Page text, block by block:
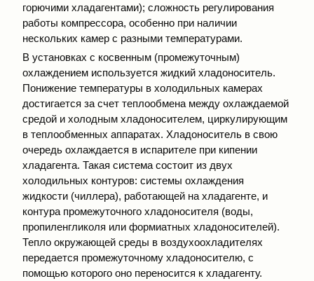
горючими хладагентами); сложность регулирования
работы компрессора, особенно при наличии
нескольких камер с разными температурами.
В установках с косвенным (промежуточным)
охлаждением используется жидкий хладоноситель.
Понижение температуры в холодильных камерах
достигается за счет теплообмена между охлаждаемой
средой и холодным хладоносителем, циркулирующим
в теплообменных аппаратах. Хладоноситель в свою
очередь охлаждается в испарителе при кипении
хладагента. Такая система состоит из двух
холодильных контуров: системы охлаждения
жидкости (чиллера), работающей на хладагенте, и
контура промежуточного хладоносителя (воды,
пропиленгликоля или формиатных хладоносителей).
Тепло окружающей среды в воздухоохладителях
передается промежуточному хладоносителю, с
помощью которого оно переносится к хладагенту.